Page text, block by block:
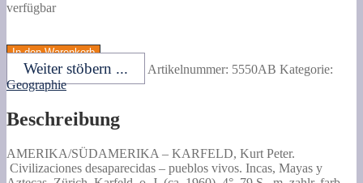
verfügbar
Kurt
Peter.
Civilizaciones
desaparecidas
pueblos
Incas,
Mayas
y
In den Warenkorb
Weiter stöbern ... Artikelnummer: 5550AB Kategorie:
Geographie
Beschreibung
AMERIKA/SÜDAMERIKA – KARFELD, Kurt Peter.
Civilizaciones desaparecidas – pueblos vivos. Incas, Mayas y